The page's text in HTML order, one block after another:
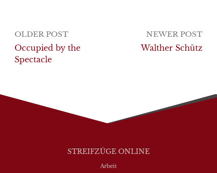
Post
navigation
OLDER POST
Occupied by the
Spectacle
NEWER POST
Walther Schütz
STREIFZÜGE ONLINE
Arbeit